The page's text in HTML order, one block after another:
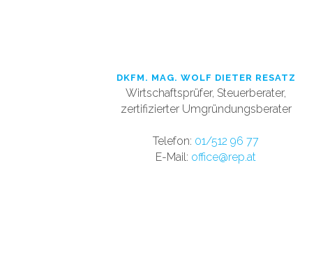
DKFM. MAG. WOLF DIETER RESATZ
Wirtschaftsprüfer, Steuerberater,
zertifizierter Umgründungsberater
Telefon: 01/512 96 77
E-Mail: office@rep.at